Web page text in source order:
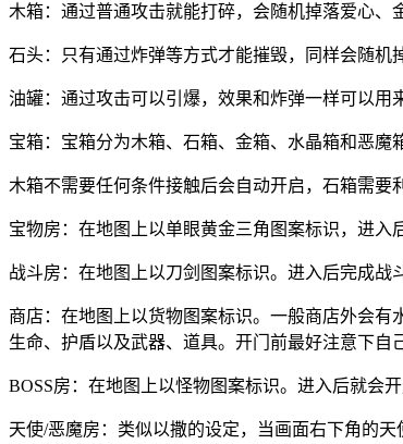
木箱：通过普通攻击就能打碎，会随机掉落爱心、
石头：只有通过炸弹等方式才能摧毁，同样会随机
油罐：通过攻击可以引爆，效果和炸弹一样可以用
宝箱：宝箱分为木箱、石箱、金箱、水晶箱和恶魔
木箱不需要任何条件接触后会自动开启，石箱需要
宝物房：在地图上以单眼黄金三角图案标识，进入
战斗房：在地图上以刀剑图案标识。进入后完成战
商店：在地图上以货物图案标识。一般商店外会
生命、护盾以及武器、道具。开门前最好注意下自
BOSS房：在地图上以怪物图案标识。进入后就会
天使/恶魔房：类似以撒的设定，当画面右下角的